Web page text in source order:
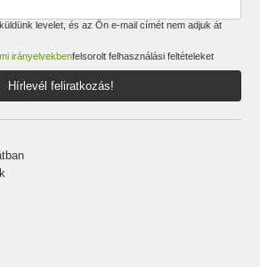
levelet, és az Ön e-mail címét nem adjuk át
irányelvekbenfelsorolt felhasználási feltételeket
Hírlevél feliratkozás!